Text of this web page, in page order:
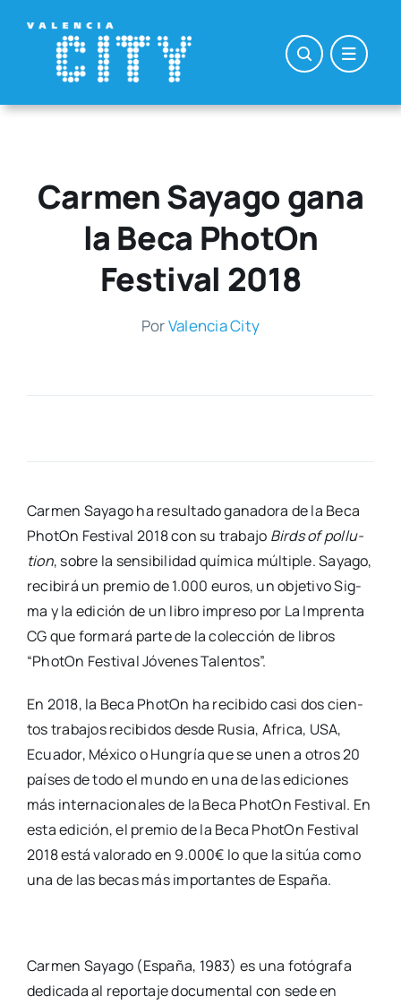
contenido
Carmen Sayago gana
la Beca PhotOn
Festival 2018
PorValen­cia City
Car­men Saya­go ha resul­ta­do gana­do­ra de la Beca
Pho­tOn Fes­ti­val 2018 con su tra­ba­jo Birds of pollu­
tion, sobre la sen­si­bi­li­dad quí­mi­ca múl­ti­ple. Saya­go,
reci­bi­rá un pre­mio de 1.000 euros, un obje­ti­vo Sig­
ma y la edi­ción de un libro impre­so por La Impren­ta
CG que for­ma­rá par­te de la colec­ción de libros
“Pho­tOn Fes­ti­val Jóve­nes Talen­tos”.
En 2018, la Beca Pho­tOn ha reci­bi­do casi dos cien­
tos tra­ba­jos reci­bi­dos des­de Rusia, Afri­ca, USA,
Ecua­dor, Méxi­co o Hun­gría que se unen a otros 20
paí­ses de todo el mun­do en una de las edi­cio­nes
más inter­na­cio­na­les de la Beca Pho­tOn Fes­ti­val. En
esta edi­ción, el pre­mio de la Beca Pho­tOn Fes­ti­val
2018 está valo­ra­do en 9.000€ lo que la sitúa como
una de las becas más impor­tan­tes de Espa­ña.
Car­men Saya­go (Espa­ña, 1983) es una fotó­gra­fa
dedi­ca­da al repor­ta­je docu­men­tal con sede en